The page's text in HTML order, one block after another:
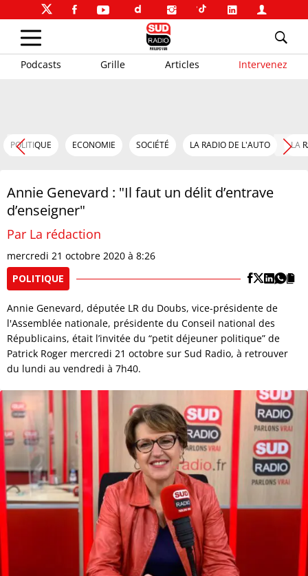
Podcasts Grille Articles Intervenez
POLITIQUE ECONOMIE SOCIÉTÉ LA RADIO DE L'AUTO LA
Annie Genevard : "Il faut un délit d’entrave
d’enseigner"
Par La rédaction
mercredi 21 octobre 2020 à 8:26
POLITIQUE
Annie Genevard, députée LR du Doubs, vice-présidente de
l'Assemblée nationale, présidente du Conseil national des
Républicains, était l’invitée du “petit déjeuner politique” de
Patrick Roger mercredi 21 octobre sur Sud Radio, à retrouver
du lundi au vendredi à 7h40.